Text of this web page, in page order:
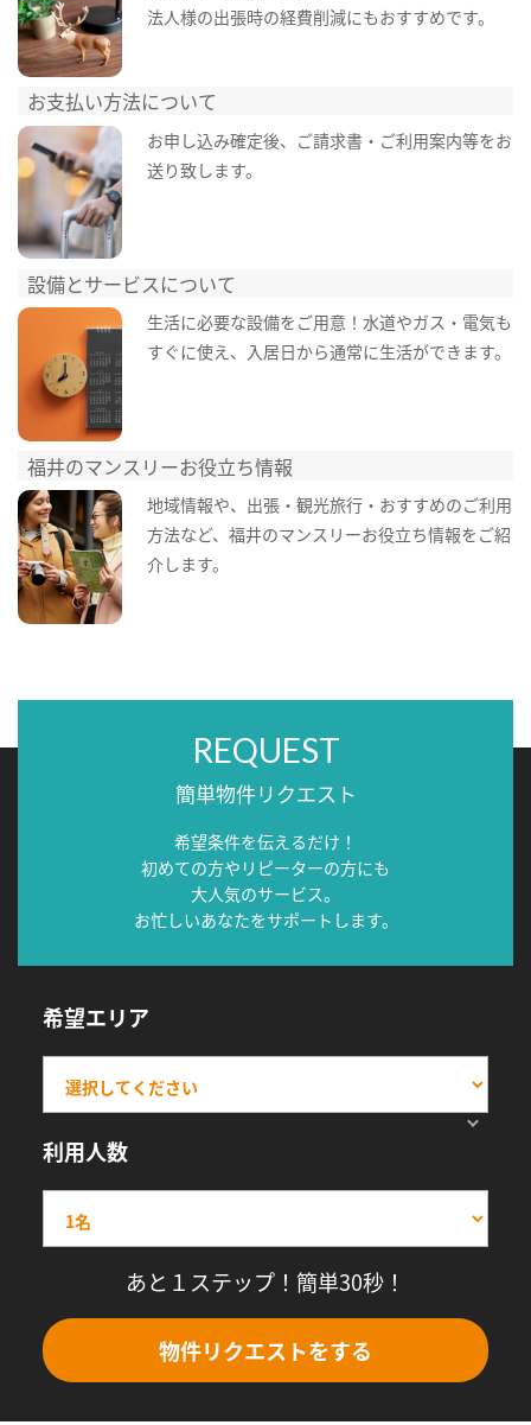
法人様の出張時の経費削減にもおすすめです。
お支払い方法について
お申し込み確定後、ご請求書・ご利用案内等をお
送り致します。
設備とサービスについて
生活に必要な設備をご用意！水道やガス・電気も
すぐに使え、入居日から通常に生活ができます。
福井のマンスリーお役立ち情報
地域情報や、出張・観光旅行・おすすめのご利用
方法など、福井のマンスリーお役立ち情報をご紹
介します。
REQUEST
簡単物件リクエスト
希望条件を伝えるだけ！
初めての方やリピーターの方にも
大人気のサービス。
お忙しいあなたをサポートします。
希望エリア
利用人数
あと１ステップ！簡単30秒！
物件リクエストをする